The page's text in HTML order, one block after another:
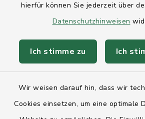
hierfür können Sie jederzeit über
Datenschutzhinweisen
Ich stimme zu Ich
Wir weisen darauf hin, dass wir
Cookies einsetzen, um eine optimale
Örtliche Bekanntmachung der
Gemeinde Kronshagen -
Gemeindevertretung am
Datum der Bereitstellung
Örtliche Bekanntmachung
Gemeinde Kronshagen -